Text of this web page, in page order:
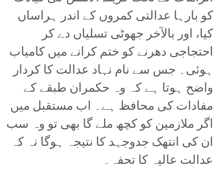
کو بارہا عدالتی کمروں کے اندر ہراساں
کیا، اور بالآخر جھوٹی تسلیاں دے کر
احتجاجی دھرنے کو ختم کرانے میں کامیاب
ہوئی۔ جس سے نام نہاد عدالت کا کردار
واضح ہوتا ہے کہ وہ حکمران طبقے کے
مفادات کی محافظ ہے۔ اب مستقبل میں
اگر ملازمین کو کچھ ملے گا بھی تو وہ سب
ان کی انتھک جدوجہد کا نتیجہ ہوگا نہ کہ
عدالت عالیہ کا تحفہ۔